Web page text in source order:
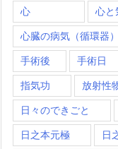
心 心と
心臓の病気（循環器
手術後 手術日
指気功 放射性
日々のできごと
日之本元極 日